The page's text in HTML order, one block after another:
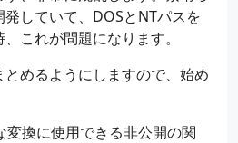
していて、DOSとNTパスを
これが問題になります。
めるようにしますので、始め
換に使用できる非公開の関